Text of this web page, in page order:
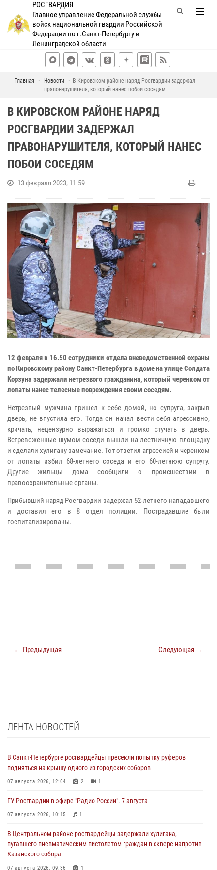
РОСГВАРДИЯ
Главное управление Федеральной службы
войск национальной гвардии Российской
Федерации по г.Санкт-Петербургу и
Ленинградской области
Главная Новости
В Кировском районе наряд Росгвардии задержал
правонарушителя, который нанес побои соседям
В КИРОВСКОМ РАЙОНЕ НАРЯД
РОСГВАРДИИ ЗАДЕРЖАЛ
ПРАВОНАРУШИТЕЛЯ, КОТОРЫЙ НАНЕС
ПОБОИ СОСЕДЯМ
13 февраля 2023, 11:59
12 февраля в 16.50 сотрудники отдела вневедомственной охраны
по Кировскому району Санкт-Петербурга в доме на улице Солдата
Корзуна задержали нетрезвого гражданина, который черенком от
лопаты нанес телесные повреждения своим соседям.
Нетрезвый мужчина пришел к себе домой, но супруга, закрыв
дверь, не впустила его. Тогда он начал вести себя агрессивно,
кричать, нецензурно выражаться и громко стучать в дверь.
Встревоженные шумом соседи вышли на лестничную площадку
и сделали хулигану замечание. Тот ответил агрессией и черенком
от лопаты избил 68-летнего соседа и его 60-летнюю супругу.
Другие жильцы дома сообщили о происшествии в
правоохранительные органы.
Прибывший наряд Росгвардии задержал 52-летнего нападавшего
и доставил его в 8 отдел полиции. Пострадавшие были
госпитализированы.
← Предыдущая Следующая →
ЛЕНТА НОВОСТЕЙ
В Санкт-Петербурге росгвардейцы пресекли попытку руферов
подняться на крышу одного из городских соборов
07 августа 2026, 12:04 2 1
ГУ Росгвардии в эфире "Радио России". 7 августа
07 августа 2026, 10:15 1
В Центральном районе росгвардейцы задержали хулигана,
пугавшего пневматическим пистолетом граждан в сквере напротив
Казанского собора
07 августа 2026, 09:36 1